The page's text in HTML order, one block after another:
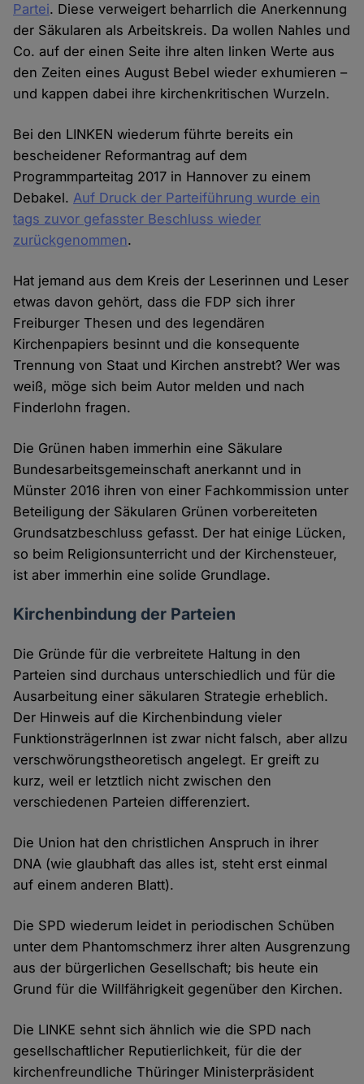
Partei. Diese verweigert beharrlich die Anerkennung
der Säkularen als Arbeitskreis. Da wollen Nahles und
Co. auf der einen Seite ihre alten linken Werte aus
den Zeiten eines August Bebel wieder exhumieren –
und kappen dabei ihre kirchenkritischen Wurzeln.
Bei den LINKEN wiederum führte bereits ein
bescheidener Reformantrag auf dem
Programmparteitag 2017 in Hannover zu einem
Debakel.Auf Druck der Parteiführung wurde ein
tags zuvor gefasster Beschluss wieder
zurückgenommen.
Hat jemand aus dem Kreis der Leserinnen und Leser
etwas davon gehört, dass die FDP sich ihrer
Freiburger Thesen und des legendären
Kirchenpapiers besinnt und die konsequente
Trennung von Staat und Kirchen anstrebt? Wer was
weiß, möge sich beim Autor melden und nach
Finderlohn fragen.
Die Grünen haben immerhin eine Säkulare
Bundesarbeitsgemeinschaft anerkannt und in
Münster 2016 ihren von einer Fachkommission unter
Beteiligung der Säkularen Grünen vorbereiteten
Grundsatzbeschluss gefasst. Der hat einige Lücken,
so beim Religionsunterricht und der Kirchensteuer,
ist aber immerhin eine solide Grundlage.
Kirchenbindung der Parteien
Die Gründe für die verbreitete Haltung in den
Parteien sind durchaus unterschiedlich und für die
Ausarbeitung einer säkularen Strategie erheblich.
Der Hinweis auf die Kirchenbindung vieler
FunktionsträgerInnen ist zwar nicht falsch, aber allzu
verschwörungstheoretisch angelegt. Er greift zu
kurz, weil er letztlich nicht zwischen den
verschiedenen Parteien differenziert.
Die Union hat den christlichen Anspruch in ihrer
DNA (wie glaubhaft das alles ist, steht erst einmal
auf einem anderen Blatt).
Die SPD wiederum leidet in periodischen Schüben
unter dem Phantomschmerz ihrer alten Ausgrenzung
aus der bürgerlichen Gesellschaft; bis heute ein
Grund für die Willfährigkeit gegenüber den Kirchen.
Die LINKE sehnt sich ähnlich wie die SPD nach
gesellschaftlicher Reputierlichkeit, für die der
kirchenfreundliche Thüringer Ministerpräsident